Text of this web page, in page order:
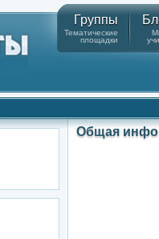
Группы
Тематические
площадки
Общая